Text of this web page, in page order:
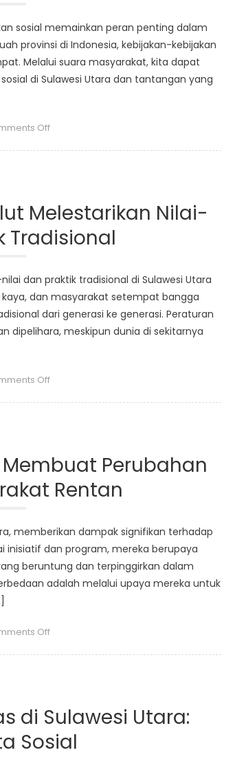
Pelayanan
Publik
sosial memainkan peran penting dalam
provinsi di Indonesia, kebijakan-kebijakan
Melalui suara masyarakat, kita dapat
di Sulawesi Utara dan tantangan yang
Offon
Sosial
di
Sulawesi
Melestarikan Nilai-
Tradisional
dan praktik tradisional di Sulawesi Utara
dan masyarakat setempat bangga
dari generasi ke generasi. Peraturan
dipelihara, meskipun dunia di sekitarnya
Offon
Sulut
Melestarikan
Nilai-
Praktek-
praktek
Tradisional
Perubahan
Rentan
memberikan dampak signifikan terhadap
inisiatif dan program, mereka berupaya
beruntung dan terpinggirkan dalam
adalah melalui upaya mereka untuk
Offon
Membuat
Perubahan
dalam
di Sulawesi Utara:
Sosial